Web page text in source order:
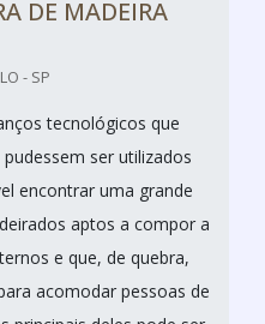
DE MADEIRA
- SP
tecnológicos que
ser utilizados
encontrar uma grande
aptos a compor a
e que, de quebra,
acomodar pessoas de